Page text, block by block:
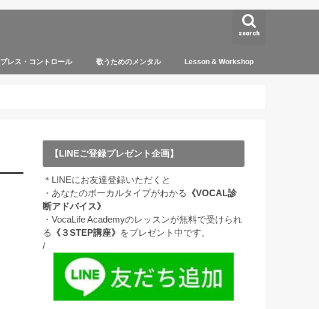
search
ブレス・コントロール 歌うためのメンタル Lesson & Workshop
【LINEご登録プレゼント企画】
＊LINEにお友達登録いただくと
・あなたのボーカルタイプがわかる
《VOCAL診
断アドバイス》
・VocaLife Academyのレッスンが無料で受けられ
る
《３STEP講座》
をプレゼント中です。
/